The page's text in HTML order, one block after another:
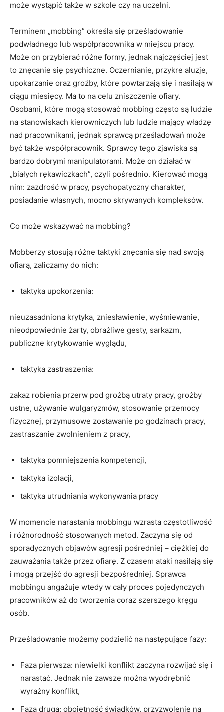
może wystąpić także w szkole czy na uczelni.
Terminem „mobbing” określa się prześladowanie
podwładnego lub współpracownika w miejscu pracy.
Może on przybierać różne formy, jednak najczęściej jest
to znęcanie się psychiczne. Oczernianie, przykre aluzje,
upokarzanie oraz groźby, które powtarzają się i nasilają w
ciągu miesięcy. Ma to na celu zniszczenie ofiary.
Osobami, które mogą stosować mobbing często są ludzie
na stanowiskach kierowniczych lub ludzie mający władzę
nad pracownikami, jednak sprawcą prześladowań może
być także współpracownik. Sprawcy tego zjawiska są
bardzo dobrymi manipulatorami. Może on działać w
„białych rękawiczkach”, czyli pośrednio. Kierować mogą
nim: zazdrość w pracy, psychopatyczny charakter,
posiadanie własnych, mocno skrywanych kompleksów.
Co może wskazywać na mobbing?
Mobberzy stosują różne taktyki znęcania się nad swoją
ofiarą, zaliczamy do nich:
taktyka upokorzenia:
nieuzasadniona krytyka, zniesławienie, wyśmiewanie,
nieodpowiednie żarty, obraźliwe gesty, sarkazm,
publiczne krytykowanie wyglądu,
taktyka zastraszenia:
zakaz robienia przerw pod groźbą utraty pracy, groźby
ustne, używanie wulgaryzmów, stosowanie przemocy
fizycznej, przymusowe zostawanie po godzinach pracy,
zastraszanie zwolnieniem z pracy,
taktyka pomniejszenia kompetencji,
taktyka izolacji,
taktyka utrudniania wykonywania pracy
W momencie narastania mobbingu wzrasta częstotliwość
i różnorodność stosowanych metod. Zaczyna się od
sporadycznych objawów agresji pośredniej – ciężkiej do
zauważania także przez ofiarę. Z czasem ataki nasilają się
i mogą przejść do agresji bezpośredniej. Sprawca
mobbingu angażuje wtedy w cały proces pojedynczych
pracowników aż do tworzenia coraz szerszego kręgu
osób.
Prześladowanie możemy podzielić na następujące fazy:
Faza pierwsza: niewielki konflikt zaczyna rozwijać się i
narastać. Jednak nie zawsze można wyodrębnić
wyraźny konflikt,
Faza druga: obojętność świadków, przyzwolenie na